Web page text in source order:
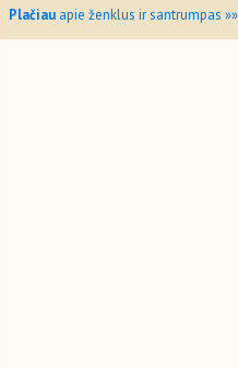
Plačiau apie ženklus ir santrumpas »»